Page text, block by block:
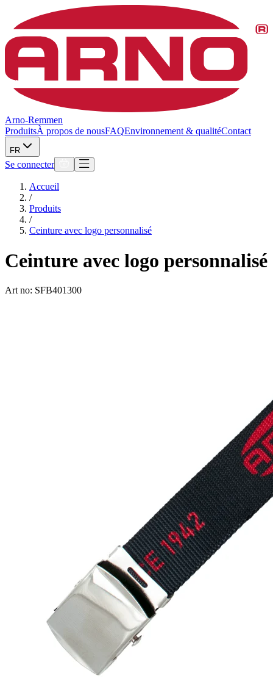
Arno-Remmen
ProduitsÀ propos de nousFAQEnvironnement & qualitéContact
FR
Se connecter
Accueil
/
Produits
/
Ceinture avec logo personnalisé
Ceinture avec logo personnalisé
Art no: SFB401300